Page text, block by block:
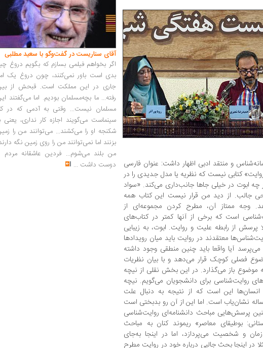
و منتقد ادبی اظهار داشت: عنوان فارسی
کتابی نیست که نظریه یا مدل جدیدی را در
ابوت در خیلی جاها جانب‌داری می‌کند. «سواد
جالب. از دید من قرار نیست این کتاب همه
وجه ممتاز آن، مطرح کردن مجموعه‌ای از
است که برخی از آنها کمتر در کتاب‌های
از رابطه علیت و روایت. ابوت، به زیبایی
معتقدند در روایت باید میان رویدادها
آیا واقعا باید چنین منطقی وجود داشته
فصلی کوچک قرار می‌دهد و با بیان نظریات
موضوع باز می‌گذارد. در این بخش نقلی از نیچه
روایت‌شناسی برای دانشجویان می‌گویم. نیچه
این است که از نتیجه به دنبال علت
نشان‌یاب است. اما این از آن رو بدبختی است
پرسش‌هایی مباحث دانشنامه‌ای روایت‌شناسی
بوطیقای معاصر» ریموند کنان به مباحث
و شخصیت می‌پردازد، اما در اینجا به‌جای
در اینجا بحث جالبی درباره خود در روایت مطرح
آقای سناریست در گفت‌وگو با سعید مطلبی
اگر بخواهم فیلمی بسازم که بگویم دروغ
بدی است باور نمی‌کنند، چون دروغ یک
جاری در این مملکت است. قبحش از
رفته... ما بچه‌مسلمان بودیم. اما می‌گفتند
مسلمان نیست... وقتی به آدمی که در
سینماست می‌گویند اجازه کار نداری، یعنی
شکنجه او را می‌کشند... می‌توانند من را
بزنند اما نمی‌توانند من را روی زمین نگه
من بلند می‌شوم... فردین عاشقانه مردم
دوست داشت ...